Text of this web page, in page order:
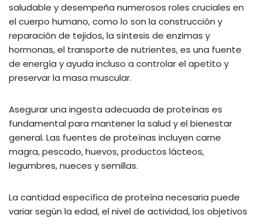
saludable y desempeña numerosos roles cruciales en
el cuerpo humano, como lo son la construcción y
reparación de tejidos, la síntesis de enzimas y
hormonas, el transporte de nutrientes, es una fuente
de energía y ayuda incluso a controlar el apetito y
preservar la masa muscular.
Asegurar una ingesta adecuada de proteínas es
fundamental para mantener la salud y el bienestar
general. Las fuentes de proteínas incluyen carne
magra, pescado, huevos, productos lácteos,
legumbres, nueces y semillas.
La cantidad específica de proteína necesaria puede
variar según la edad, el nivel de actividad, los objetivos